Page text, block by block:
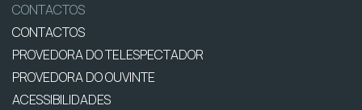
CONTACTOS
CONTACTOS
PROVEDORA DO TELESPECTADOR
PROVEDORA DO OUVINTE
ACESSIBILIDADES